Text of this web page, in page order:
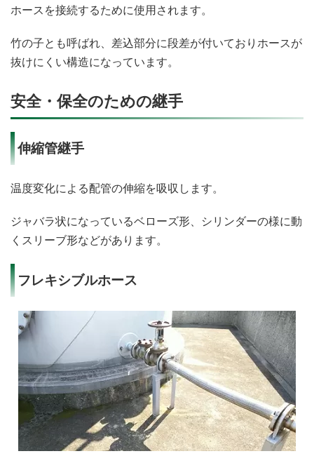
ホースを接続するために使用されます。
竹の子とも呼ばれ、差込部分に段差が付いておりホースが
抜けにくい構造になっています。
安全・保全のための継手
伸縮管継手
温度変化による配管の伸縮を吸収します。
ジャバラ状になっているベローズ形、シリンダーの様に動
くスリーブ形などがあります。
フレキシブルホース